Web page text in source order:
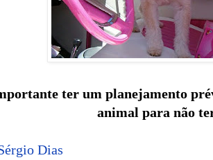
ter um planejamento
animal para não
Dias